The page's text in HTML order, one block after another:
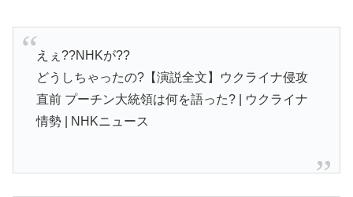
えぇ??NHKが??
どうしちゃったの?【演説全文】ウクライナ侵攻
直前 プーチン大統領は何を語った? | ウクライナ
情勢 | NHKニュース